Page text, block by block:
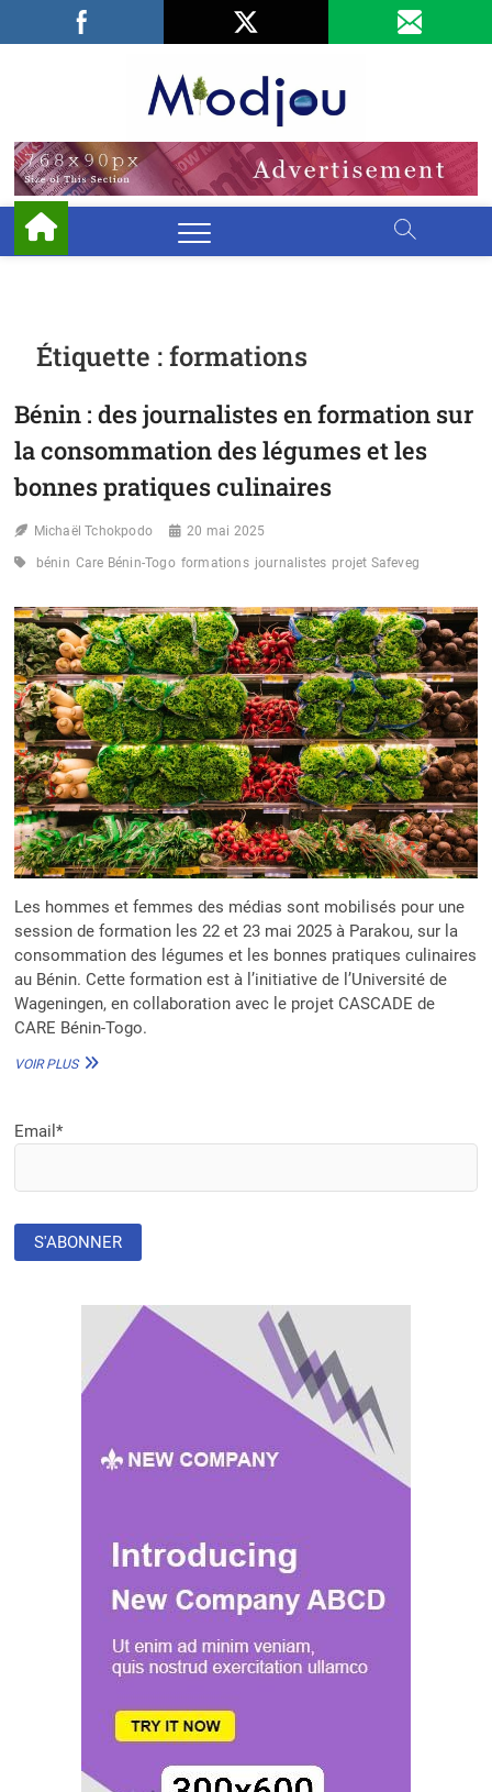
Facebook
LinkedIn
Étiquette :formations
Bénin : des journalistes en formation sur
la consommation des légumes et les
bonnes pratiques culinaires
Michaël Tchokpodo 20 mai 2025
bénin Care Bénin-Togo formations journalistes projet Safeveg
Les hommes et femmes des médias sont mobilisés pour une
session de formation les 22 et 23 mai 2025 à Parakou, sur la
consommation des légumes et les bonnes pratiques culinaires
au Bénin. Cette formation est à l’initiative de l’Université de
Wageningen, en collaboration avec le projet CASCADE de
CARE Bénin-Togo.
VOIR PLUSBÉNIN
DES
LÉGUMES
PRATIQUES
CULINAIRES
Email*